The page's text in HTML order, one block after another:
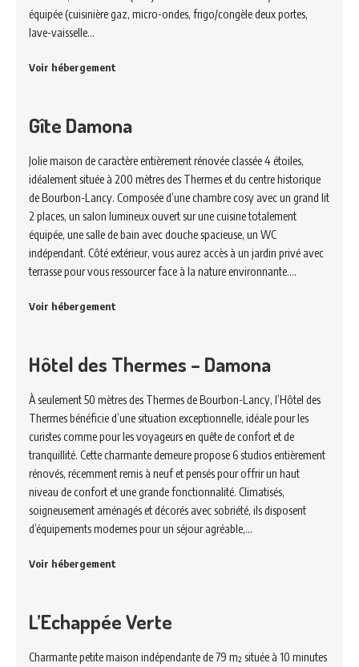
équipée (cuisinière gaz, micro-ondes, frigo/congèle deux portes,
lave-vaisselle…
Voir hébergement
Gîte Damona
Jolie maison de caractère entièrement rénovée classée 4 étoiles,
idéalement située à 200 mètres des Thermes et du centre historique
de Bourbon-Lancy. Composée d’une chambre cosy avec un grand lit
2 places, un salon lumineux ouvert sur une cuisine totalement
équipée, une salle de bain avec douche spacieuse, un WC
indépendant. Côté extérieur, vous aurez accès à un jardin privé avec
terrasse pour vous ressourcer face à la nature environnante.…
Voir hébergement
Hôtel des Thermes – Damona
À seulement 50 mètres des Thermes de Bourbon-Lancy, l’Hôtel des
Thermes bénéficie d’une situation exceptionnelle, idéale pour les
curistes comme pour les voyageurs en quête de confort et de
tranquillité. Cette charmante demeure propose 6 studios entièrement
rénovés, récemment remis à neuf et pensés pour offrir un haut
niveau de confort et une grande fonctionnalité. Climatisés,
soigneusement aménagés et décorés avec sobriété, ils disposent
d’équipements modernes pour un séjour agréable,…
Voir hébergement
L’Echappée Verte
Charmante petite maison indépendante de 79 m² située à 10 minutes